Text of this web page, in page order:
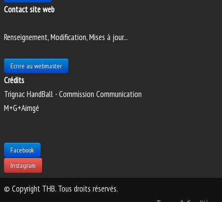
Contact site web
Renseignement, Modification, Mises à jour...
Ecrire au webmaster
Crédits
Trignac HandBall - Commission Communication
M+G+Aimgé
Facebook
Instagram
© Copyright THB. Tous droits réservés.